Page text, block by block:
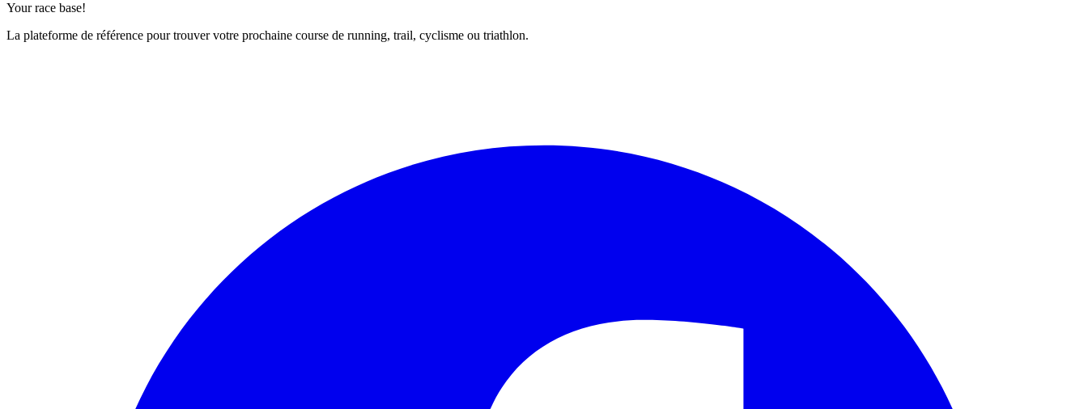
Your race base!
La plateforme de référence pour trouver votre prochaine course de running, trail, cyclisme ou triathlon.